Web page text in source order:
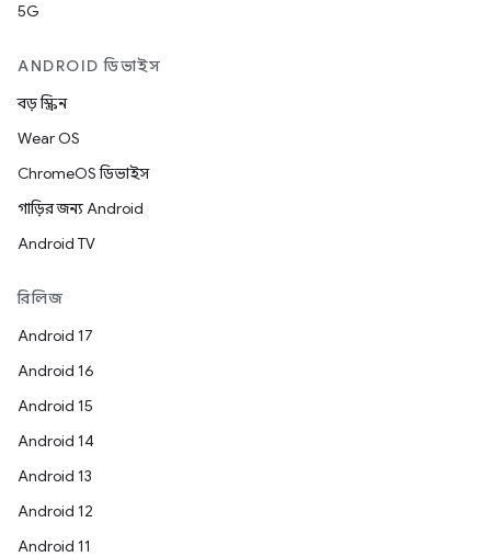
5G
ANDROID ডিভাইস
বড় স্ক্রিন
Wear OS
ChromeOS ডিভাইস
গাড়ির জন্য Android
Android TV
রিলিজ
Android 17
Android 16
Android 15
Android 14
Android 13
Android 12
Android 11